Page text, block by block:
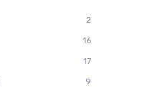
2
16
17
9